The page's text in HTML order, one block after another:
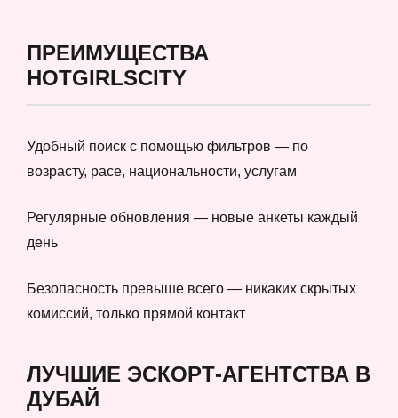
ПРЕИМУЩЕСТВА
HOTGIRLSCITY
Удобный поиск с помощью фильтров — по
возрасту, расе, национальности, услугам
Регулярные обновления — новые анкеты каждый
день
Безопасность превыше всего — никаких скрытых
комиссий, только прямой контакт
ЛУЧШИЕ ЭСКОРТ-АГЕНТСТВА В
ДУБАЙ